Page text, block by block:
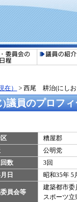
） > 西尾 耕治(にし
員のプロフィ
糟屋郡
公明党
数
3回
日
昭和35年 5
員会等
建築都市委
スポーツ